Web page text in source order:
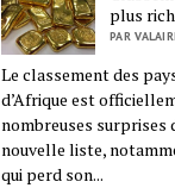
plus
PAR
Le classement des
d’Afrique est
nombreuses surprises
nouvelle liste,
qui perd son...